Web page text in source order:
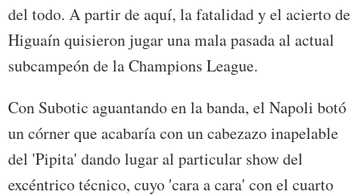
del todo. A partir de aquí, la fatalidad y el acierto de
Higuaín quisieron jugar una mala pasada al actual
subcampeón de la Champions League.
Con Subotic aguantando en la banda, el Napoli botó
un córner que acabaría con un cabezazo inapelable
del 'Pipita' dando lugar al particular show del
excéntrico técnico, cuyo 'cara a cara' con el cuarto